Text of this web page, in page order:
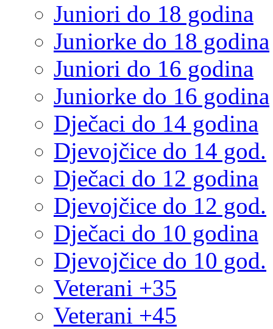
Juniori do 18 godina
Juniorke do 18 godina
Juniori do 16 godina
Juniorke do 16 godina
Dječaci do 14 godina
Djevojčice do 14 god.
Dječaci do 12 godina
Djevojčice do 12 god.
Dječaci do 10 godina
Djevojčice do 10 god.
Veterani +35
Veterani +45